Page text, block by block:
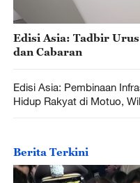
Edisi Asia: Tadbir
dan Cabaran
Edisi Asia: Pembinaan
Hidup Rakyat di Motuo,
Berita Terkini